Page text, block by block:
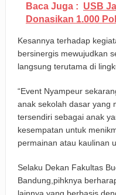
Baca Juga : USB
Donasikan 1.000
Kesannya terhadap
bersinergis mewujudkan
langsung terutama di
“Event Nyampeur
anak sekolah dasar yang
tersendiri sebagai anak
kesempatan untuk
permainan atau kaulinan
Selaku Dekan Fakultas
Bandung,pihknya
lainnya yang berbasis